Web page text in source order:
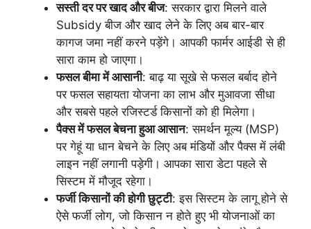
सस्ती दर पर खाद और बीज: सरकार द्वारा मिलने वाले
Subsidy बीज और खाद लेने के लिए अब बार-बार
कागज जमा नहीं करने पड़ेंगे। आपकी फार्मर आईडी से ही
सारा काम हो जाएगा।
फसल बीमा में आसानी: बाढ़ या सूखे से फसल बर्बाद होने
पर फसल सहायता योजना का लाभ और मुआवजा सीधा
और सबसे पहले रजिस्टर्ड किसानों को ही मिलेगा।
पैक्स में फसल बेचना हुआ आसान: समर्थन मूल्य (MSP)
पर गेहूं या धान बेचने के लिए अब मंडियों और पैक्स में लंबी
लाइन नहीं लगानी पड़ेगी। आपका सारा डेटा पहले से
सिस्टम में मौजूद रहेगा।
फर्जी किसानों की होगी छुट्टी: इस सिस्टम के लागू होने से
ऐसे फर्जी लोग, जो किसान न होते हुए भी योजनाओं का